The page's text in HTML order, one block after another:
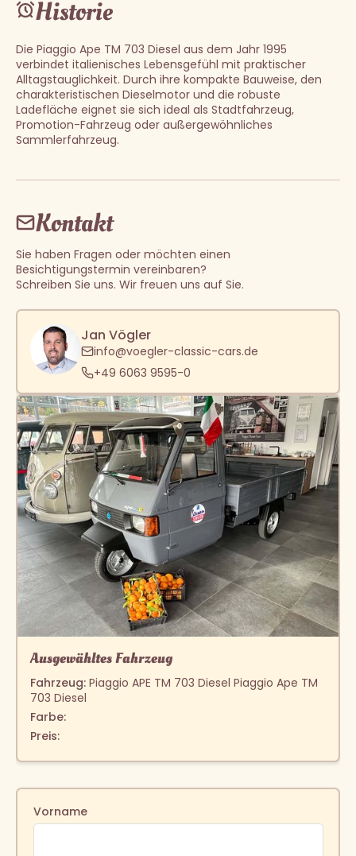
Historie
Die Piaggio Ape TM 703 Diesel aus dem Jahr 1995
verbindet italienisches Lebensgefühl mit praktischer
Alltagstauglichkeit. Durch ihre kompakte Bauweise, den
charakteristischen Dieselmotor und die robuste
Ladefläche eignet sie sich ideal als Stadtfahrzeug,
Promotion-Fahrzeug oder außergewöhnliches
Sammlerfahrzeug.
Kontakt
Sie haben Fragen oder möchten einen
Besichtigungstermin vereinbaren?
Schreiben Sie uns. Wir freuen uns auf Sie.
Vorname
Jan Vögler
info@voegler-classic-cars.de
+49 6063 9595-0
Ausgewähltes Fahrzeug
Fahrzeug:Piaggio APE TM 703 Diesel Piaggio Ape TM
703 Diesel
Farbe:
Preis: